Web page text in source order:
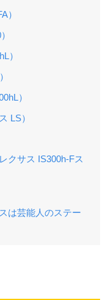
）
）
）
LS）
クサス IS300h-Fス
は芸能人のステー